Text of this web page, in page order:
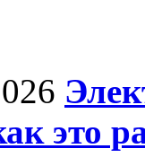
это